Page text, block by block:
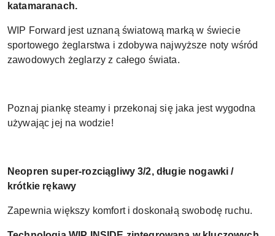
katamaranach.
WIP Forward jest uznaną światową marką w świecie
sportowego żeglarstwa i zdobywa najwyższe noty wśród
zawodowych żeglarzy z całego świata.
Poznaj piankę steamy i przekonaj się jaka jest wygodna
używając jej na wodzie!
Neopren super-rozciągliwy 3/2, długie nogawki /
krótkie rękawy
Zapewnia większy komfort i doskonałą swobodę ruchu.